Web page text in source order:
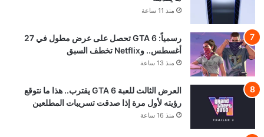
منذ 11 ساعة
رسمياً: GTA 6 تحصل على عرض مطول في 27
أغسطس.. وNetflix تخطف السبق
منذ 13 ساعة
العرض الثالث للعبة GTA 6 يقترب.. هذا ما نتوقع
رؤيته لأول مرة إذا صدقت تسريبات المطلعين
منذ 16 ساعة